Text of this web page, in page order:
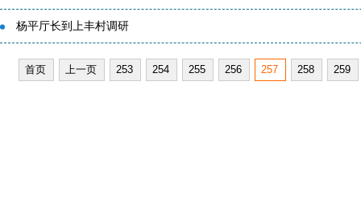
杨平厅长到上丰村调研
首页 上一页 253 254 255 256 257 258 259